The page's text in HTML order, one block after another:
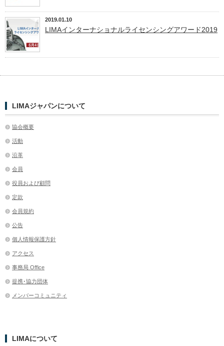
2019.01.10
LIMAインターナショナルライセンシングアワード2019
LIMAジャパンについて
協会概要
活動
沿革
会員
役員および顧問
定款
会員規約
公告
個人情報保護方針
アクセス
事務局 Office
提携･協力団体
メンバーコミュニティ
LIMAについて